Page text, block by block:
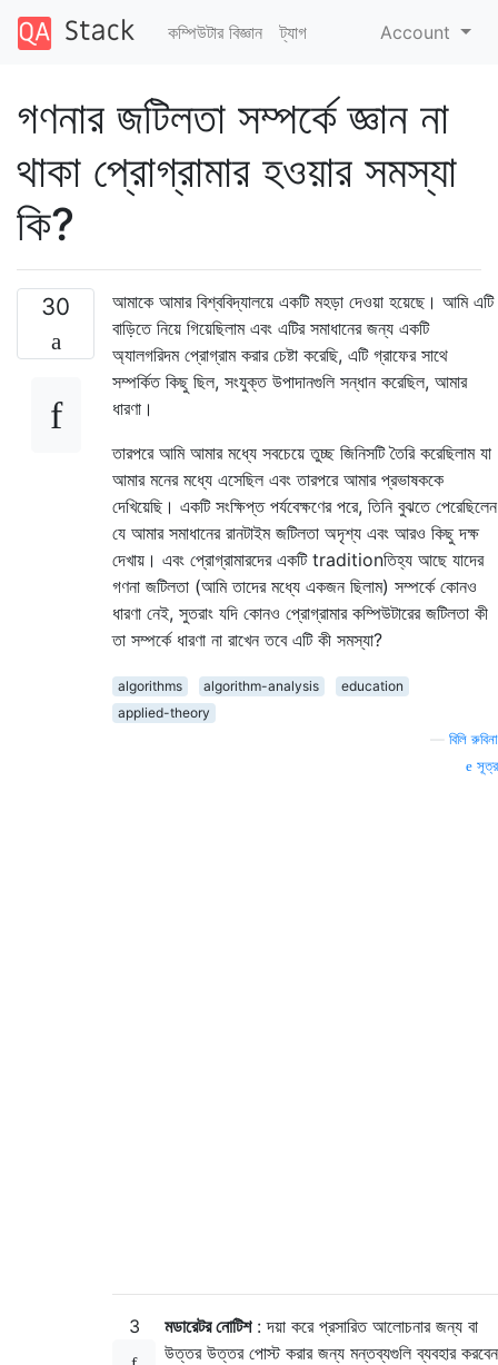
কম্পিউটার বিজ্ঞান ট্যাগ Account
গণনার জটিলতা সম্পর্কে জ্ঞান না
থাকা প্রোগ্রামার হওয়ার সমস্যা
কি?
30
আমাকে আমার বিশ্ববিদ্যালয়ে একটি মহড়া দেওয়া হয়েছে। আমি এটি
বাড়িতে নিয়ে গিয়েছিলাম এবং এটির সমাধানের জন্য একটি
অ্যালগরিদম প্রোগ্রাম করার চেষ্টা করেছি, এটি গ্রাফের সাথে
সম্পর্কিত কিছু ছিল, সংযুক্ত উপাদানগুলি সন্ধান করেছিল, আমার
ধারণা।
তারপরে আমি আমার মধ্যে সবচেয়ে তুচ্ছ জিনিসটি তৈরি করেছিলাম যা
আমার মনের মধ্যে এসেছিল এবং তারপরে আমার প্রভাষককে
দেখিয়েছি। একটি সংক্ষিপ্ত পর্যবেক্ষণের পরে, তিনি বুঝতে পেরেছিলেন
যে আমার সমাধানের রানটাইম জটিলতা অদৃশ্য এবং আরও কিছু দক্ষ
দেখায়। এবং প্রোগ্রামারদের একটি traditionতিহ্য আছে যাদের
গণনা জটিলতা (আমি তাদের মধ্যে একজন ছিলাম) সম্পর্কে কোনও
ধারণা নেই, সুতরাং যদি কোনও প্রোগ্রামার কম্পিউটারের জটিলতা কী
তা সম্পর্কে ধারণা না রাখেন তবে এটি কী সমস্যা?
algorithms algorithm-analysis
education
applied-theory
বিলি রুবিনা
সূত্র
3 মডারেটর নোটিশ: দয়া করে প্রসারিত আলোচনার জন্য বা
উত্তর উত্তর পোস্ট করার জন্য মন্তব্যগুলি ব্যবহার করবেন